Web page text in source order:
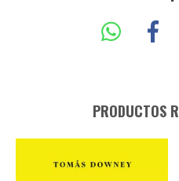
PRODUCTOS